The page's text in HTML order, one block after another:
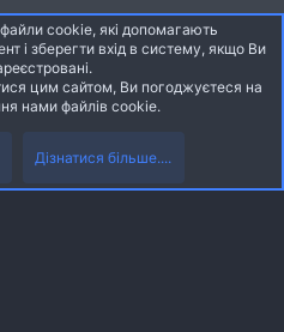
2026 XenForo Ltd.
2022 XenForo Ltd. | dev: Pages
cookie, які допомагають
і зберегти вхід в систему, якщо Ви
цим сайтом, Ви погоджуєтеся на
нами файлів cookie.
Дізнатися більше....